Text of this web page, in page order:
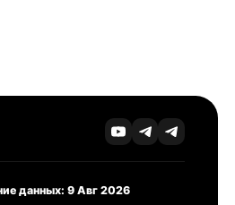
данных: 9 Авг 2026